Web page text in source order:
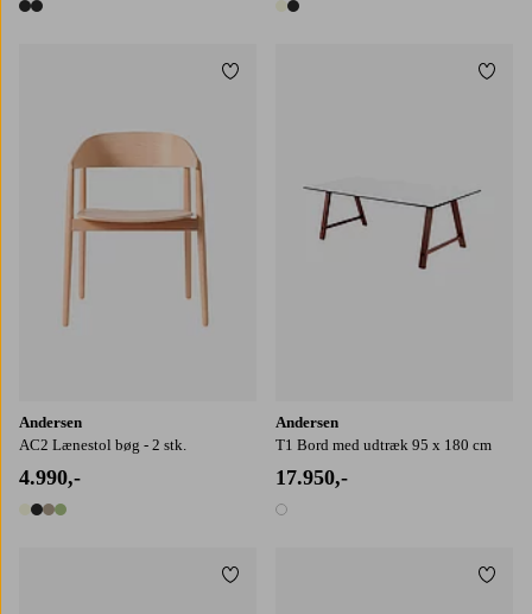
2 farver 2 farver
Andersen
AC2 Lænestol bøg - 2 stk.
4.990,-
4 farver
Tilføj til favoritter
Andersen
T1 Bord med udtræk 95 x 180 cm
17.950,-
1 farve
Tilføj til favoritter